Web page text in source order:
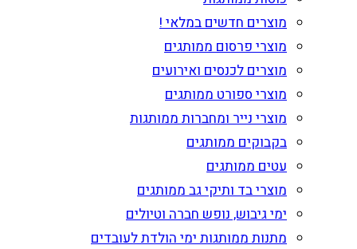
מוצרים חדשים במלאי !
מוצרי פרסום ממותגים
מוצרים לכנסים ואירועים
מוצרי ספורט ממותגים
מוצרי נייר ומחברות ממותגות
בקבוקים ממותגים
עטים ממותגים
מוצרי בד ותיקי גב ממותגים
ימי גיבוש, נופש חברה וטיולים
מתנות ממותגות ימי הולדת לעובדים